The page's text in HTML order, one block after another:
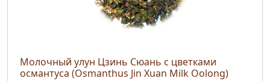
Молочный улун Цзинь Сюань с цветками
османтуса (Osmanthus Jin Xuan Milk Oolong)